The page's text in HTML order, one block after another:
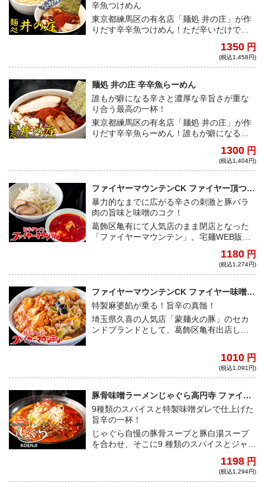
辛魚つけめん
東京都練馬区の有名店「麺処 井の庄」が作
りだす辛辛魚つけめん！ただ辛いだけでは
中いっぱい広がり癖になる味わい。辛くて
パンチのある一杯は、多くの人を虜にする
1350 円
(税込1,458円)
麺処 井の庄 辛辛魚らーめん
誰もが癖になる辛さと濃厚な辛旨さが重な
り合う最高の一杯！
東京都練馬区の有名店「麺処 井の庄」が作
りだす辛辛魚らーめん！誰もが癖になる辛
に絡み合い最大限まで引き立ててくれる。
その濃厚スープに絡む麺は、平打ち中細麺
さ！
1300 円
(税込1,404円)
ファイヤーマウンテンCK ファイヤー頂つけ
麺
暴力的なまでに広がる辛さの刺激と豚バラ
肉の旨味と味噌のコク！
葛飾区亀有にて人気店のまま閉店となった
「ファイヤーマウンテン」。宅麺WEB販売
がる辛さの刺激に、豚バラ肉の旨味と味噌
のコクが合わさり病みつきになる。
1180 円
(税込1,274円)
ファイヤーマウンテンCK ファイヤー味噌タ
ンメン
特製麻婆餡が乗る！旨辛の真髄！
埼玉県久喜の人気店「蒙麺火の豚」のセカ
ンドブランドとして、葛飾区亀有出店し人
復活！旨辛の真髄を堪能できる一杯！1010 円
(税込1,091円)
豚骨味噌ラーメンじゃぐら高円寺 ファイヤ
ージャグラ
9種類のスパイスと特製味噌ダレで仕上げた
旨辛の一杯！
じゃぐら自慢の豚骨スープと豚白湯スープ
を合わせ、そこに9 種類のスパイスとジャグ
ら高円寺店限定の「ファイヤージャグ
ラ」。唐辛子に含まれるカプサイシンと生
1198 円
(税込1,294円)